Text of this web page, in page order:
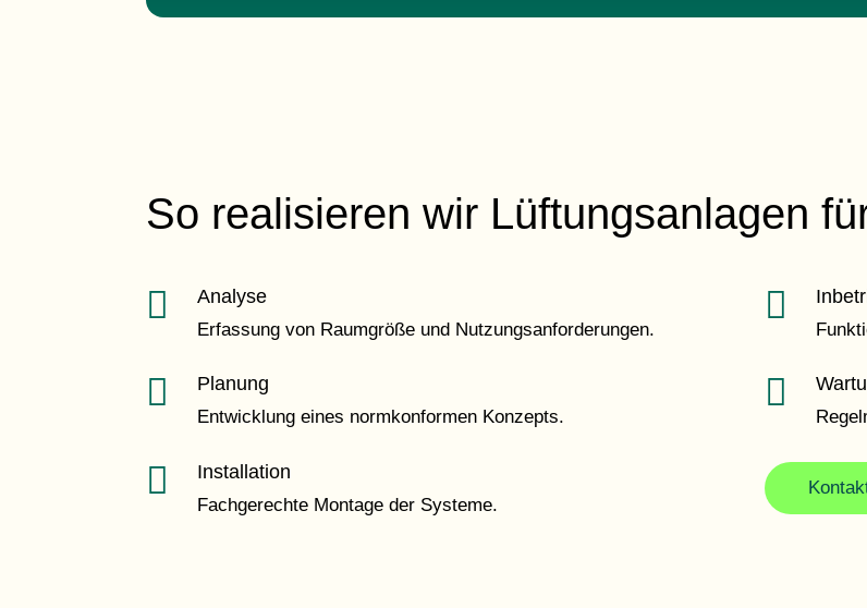
So realisieren wir Lüftungsanlagen
 Analyse
Erfassung von Raumgröße und Nutzungsanforderungen.
 Planung
Entwicklung eines normkonformen Konzepts.
 Installation
Fachgerechte Montage der Systeme.

